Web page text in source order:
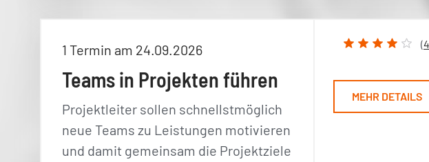
1 Termin am 24.09.2026
Teams in Projekten führen
Projektleiter sollen schnellstmöglich
neue Teams zu Leistungen motivieren
und damit gemeinsam die Projektziele
(
MEHR DETAILS